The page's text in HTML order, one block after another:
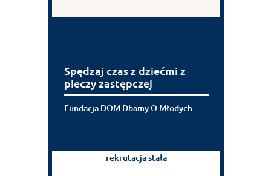
Spędzaj czas z dziećmi z
pieczy zastępczej
Fundacja DOM Dbamy O Młodych
rekrutacja stała